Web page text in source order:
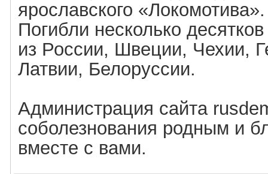
ярославского «Локомотива».
Погибли несколько
из России, Швеции, Чехии,
Латвии, Белоруссии.
Администрация сайта
соболезнования родным и
вместе с вами.